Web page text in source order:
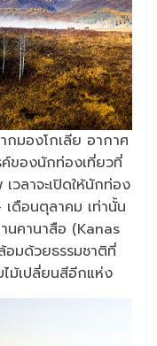
กมองโกเลีย อากาศ
ของนักท่องเที่ยวที่
ลาจะเปิดให้นักท่อง
ดือนตุลาคม เท่านั้น
คานาสือ (Kanas
มด้วยธรรมชาติที่
ไม้เปลี่ยนสีอีกแห่ง